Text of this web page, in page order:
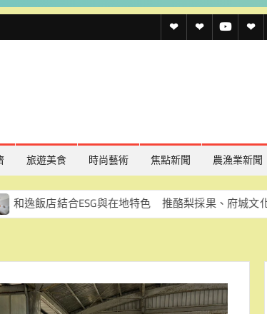
透 透
名
透 聯
旅遊美食 時尚藝術 焦點新聞 農漁業新聞
合ESG與在地特色 推酪梨採果、府城文化走讀新體驗